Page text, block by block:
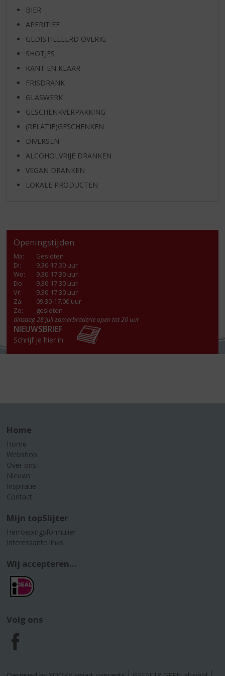
BIER
APERITIEF
GEDISTILLEERD OVERIG
SHOTJES
KANT EN KLAAR
FRISDRANK
GLASWERK
GESCHENKVERPAKKING
(RELATIE)GESCHENKEN
DIVERSEN
ALCOHOLVRIJE DRANKEN
VEGAN DRANKEN
LOKALE PRODUCTEN
Openingstijden
Ma:
Gesloten
Di:
9.30-17.30 uur
Wo:
9.30-17.30 uur
Do:
9.30-17.30 uur
Vr:
9.30-17.30 uur
Za:
09.30-17.00 uur
Zo:
gesloten
dinsdag 28 juli zomerbraderie open tot 20 uur
NIEUWSBRIEF
Schrijf je hier in
Home
Home
Webshop
Over ons
Nieuws
Inspiratie
Contact
Mijn topSlijter
Herroepingsformulier
Interessante links
Wij accepteren...
Volg ons
F
a